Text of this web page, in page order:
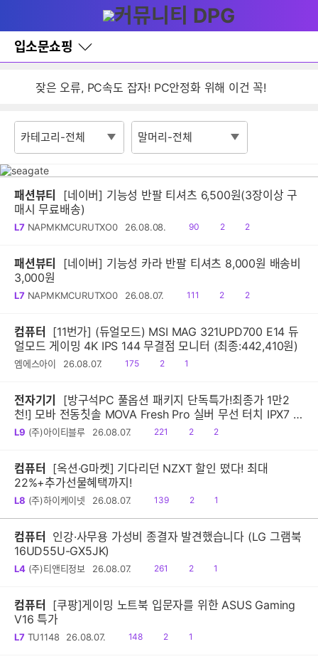
와
홈
입소문쇼핑
바
로
기
어
잦은 오류, PC속도 잡자! PC안정화 위해 이건 꼭!
게시판 활동 제한 정책 안내
패션뷰티
[네이버] 기능성 반팔 티셔츠 6,500원(3장이상 구
매시 무료배송)
L7 NAPMKMCURUTXO0 26.08.08.
읽
90
공
2
댓
2
패션뷰티
[네이버] 기능성 카라 반팔 티셔츠 8,000원 배송비
3,000원
L7 NAPMKMCURUTXO0 26.08.07.
읽
111
공
2
댓
2
컴퓨터
[11번가] (듀얼모드) MSI MAG 321UPD700 E14 듀
얼모드 게이밍 4K IPS 144 무결점 모니터 (최종:442,410원)
엠에스아이 26.08.07.
읽
175
공
2
댓1
전자기기
[방구석PC 풀옵션 패키지 단독특가!최종가 1만2
천!] 모바 전동칫솔 MOVA Fresh Pro 실버 무선 터치 IPX7 방
수 10단계 진동 음파 전동칫솔
L9 (주)아이티블루 26.08.07.
읽
221
공
2
댓
2
컴퓨터
[옥션·G마켓] 기다리던 NZXT 할인 떴다! 최대
22%+추가선물혜택까지!
L8 (주)하이케이넷 26.08.07.
읽
139
공
2
댓1
컴퓨터
인강·사무용 가성비 종결자 발견했습니다 (LG 그램북
16UD55U-GX5JK)
L4 (주)티앤티정보 26.08.07.
읽
261
공
2
댓1
컴퓨터
[쿠팡]게이밍 노트북 입문자를 위한 ASUS Gaming
V16 특가
L7 TU1148 26.08.07.
읽
148
공
2
댓1